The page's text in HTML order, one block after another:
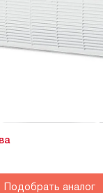
Подобрать аналог